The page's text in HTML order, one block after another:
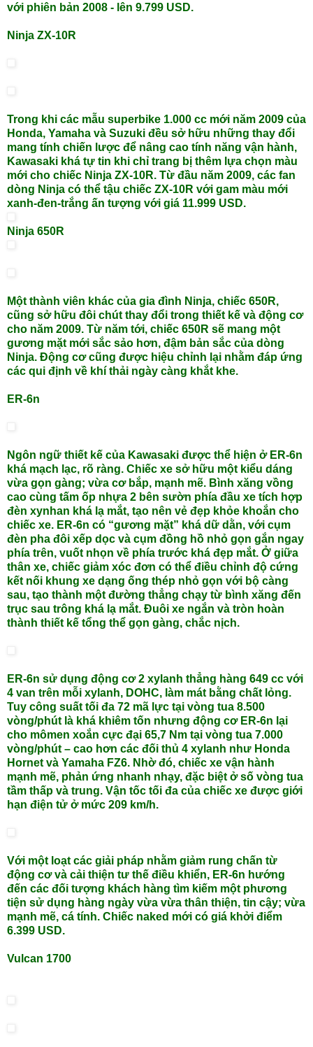
với phiên bản 2008 - lên 9.799 USD.
Ninja ZX-10R
Trong khi các mẫu superbike 1.000 cc mới năm 2009 của
Honda, Yamaha và Suzuki đều sở hữu những thay đổi
mang tính chiến lược để nâng cao tính năng vận hành,
Kawasaki khá tự tin khi chỉ trang bị thêm lựa chọn màu
mới cho chiếc Ninja ZX-10R. Từ đầu năm 2009, các fan
dòng Ninja có thể tậu chiếc ZX-10R với gam màu mới
xanh-đen-trắng ấn tượng với giá 11.999 USD.
Ninja 650R
Một thành viên khác của gia đình Ninja, chiếc 650R,
cũng sở hữu đôi chút thay đổi trong thiết kế và động cơ
cho năm 2009. Từ năm tới, chiếc 650R sẽ mang một
gương mặt mới sắc sảo hơn, đậm bản sắc của dòng
Ninja. Động cơ cũng được hiệu chỉnh lại nhằm đáp ứng
các qui định về khí thải ngày càng khắt khe.
ER-6n
Ngôn ngữ thiết kế của Kawasaki được thể hiện ở ER-6n
khá mạch lạc, rõ ràng. Chiếc xe sở hữu một kiểu dáng
vừa gọn gàng; vừa cơ bắp, mạnh mẽ. Bình xăng vồng
cao cùng tấm ốp nhựa 2 bên sườn phía đầu xe tích hợp
đèn xynhan khá lạ mắt, tạo nên vẻ đẹp khỏe khoắn cho
chiếc xe. ER-6n có “gương mặt” khá dữ dằn, với cụm
đèn pha đôi xếp dọc và cụm đồng hồ nhỏ gọn gắn ngay
phía trên, vuốt nhọn về phía trước khá đẹp mắt. Ở giữa
thân xe, chiếc giảm xóc đơn có thể điều chỉnh độ cứng
kết nối khung xe dạng ống thép nhỏ gọn với bộ càng
sau, tạo thành một đường thẳng chạy từ bình xăng đến
trục sau trông khá lạ mắt. Đuôi xe ngắn và tròn hoàn
thành thiết kế tổng thể gọn gàng, chắc nịch.
ER-6n sử dụng động cơ 2 xylanh thẳng hàng 649 cc với
4 van trên mỗi xylanh, DOHC, làm mát bằng chất lỏng.
Tuy công suất tối đa 72 mã lực tại vòng tua 8.500
vòng/phút là khá khiêm tốn nhưng động cơ ER-6n lại
cho mômen xoắn cực đại 65,7 Nm tại vòng tua 7.000
vòng/phút – cao hơn các đối thủ 4 xylanh như Honda
Hornet và Yamaha FZ6. Nhờ đó, chiếc xe vận hành
mạnh mẽ, phản ứng nhanh nhạy, đặc biệt ở số vòng tua
tầm thấp và trung. Vận tốc tối đa của chiếc xe được giới
hạn điện tử ở mức 209 km/h.
Với một loạt các giải pháp nhằm giảm rung chấn từ
động cơ và cải thiện tư thế điều khiển, ER-6n hướng
đến các đối tượng khách hàng tìm kiếm một phương
tiện sử dụng hàng ngày vừa vừa thân thiện, tin cậy; vừa
mạnh mẽ, cá tính. Chiếc naked mới có giá khởi điểm
6.399 USD.
Vulcan 1700